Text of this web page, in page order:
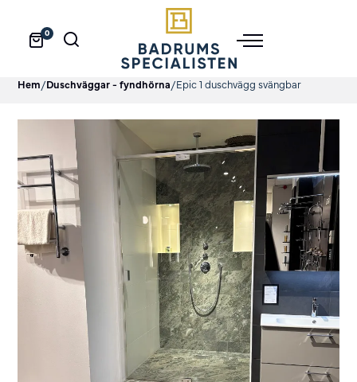
0
Hem/Duschväggar - fyndhörna/Epic 1 duschvägg svängbar